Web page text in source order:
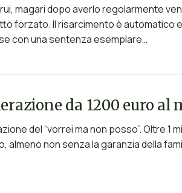
magari dopo averlo regolarmente
forzato. Il risarcimento è automatico
con una sentenza esemplare…
da 1200 euro al
del “vorrei ma non posso”. Oltre 1
non senza la garanzia della